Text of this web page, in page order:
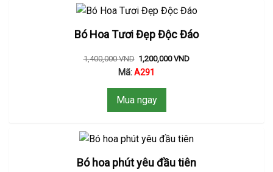
Bó Hoa Tươi Đẹp Độc Đáo
1,400,000VND 1,200,000VND
Mã:A291
Mua ngay
Bó hoa phút yêu đầu tiên